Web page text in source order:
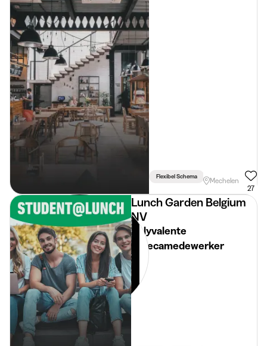
Flexibel Schema
Mechelen
27
Lunch Garden Belgium
NV
Polyvalente
horecamedewerker